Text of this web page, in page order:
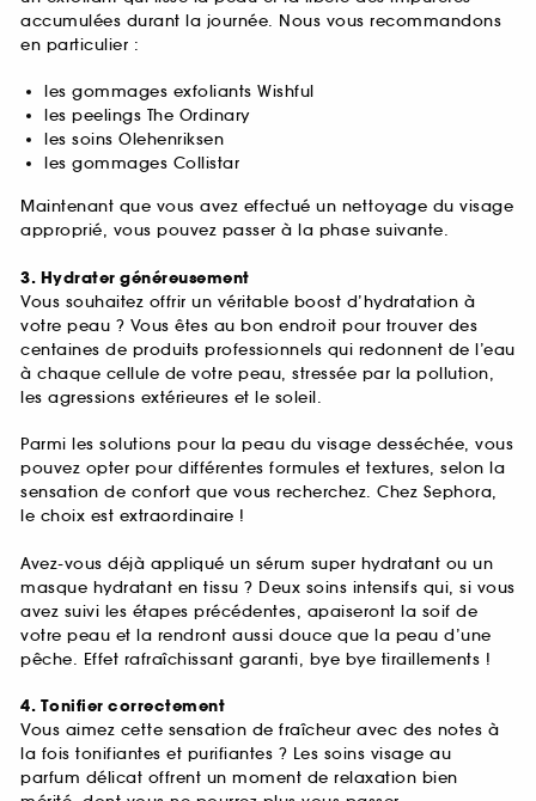
accumulées durant la journée. Nous vous recommandons
en particulier :
les gommages exfoliants Wishful
les peelings The Ordinary
les soins Olehenriksen
les gommages Collistar
Maintenant que vous avez effectué un nettoyage du visage
approprié, vous pouvez passer à la phase suivante.
3. Hydrater généreusement
Vous souhaitez offrir un véritable boost d’hydratation à
votre peau ? Vous êtes au bon endroit pour trouver des
centaines de produits professionnels qui redonnent de l’eau
à chaque cellule de votre peau, stressée par la pollution,
les agressions extérieures et le soleil.
Parmi les solutions pour la peau du visage desséchée, vous
pouvez opter pour différentes formules et textures, selon la
sensation de confort que vous recherchez. Chez Sephora,
le choix est extraordinaire !
Avez-vous déjà appliqué un sérum super hydratant ou un
masque hydratant en tissu ? Deux soins intensifs qui, si vous
avez suivi les étapes précédentes, apaiseront la soif de
votre peau et la rendront aussi douce que la peau d’une
pêche. Effet rafraîchissant garanti, bye bye tiraillements !
4. Tonifier correctement
Vous aimez cette sensation de fraîcheur avec des notes à
la fois tonifiantes et purifiantes ? Les soins visage au
parfum délicat offrent un moment de relaxation bien